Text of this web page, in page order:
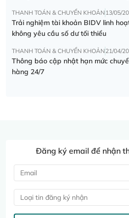
THANH TOÁN & CHUYỂN KHOẢN 13/05/
Trải nghiệm tài khoản BIDV linh
không yêu cầu số dư tối thiểu
THANH TOÁN & CHUYỂN KHOẢN 21/04/
Thông báo cập nhật hạn mức
hàng 24/7
Đăng ký email để nhận
Loại tin đăng ký nhận